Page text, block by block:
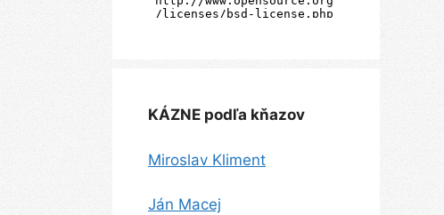
KÁZNE podľa kňazov
Miroslav Kliment
Ján Macej